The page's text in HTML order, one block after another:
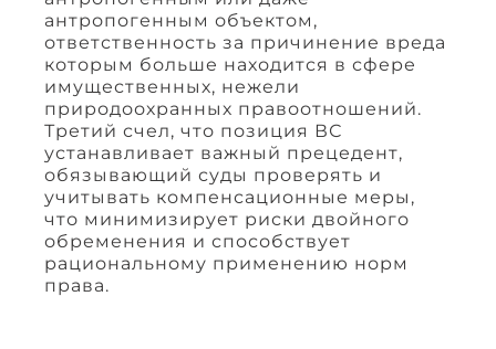
антропогенным объектом,
ответственность за причинение вреда
которым больше находится в сфере
имущественных, нежели
природоохранных правоотношений.
Третий счел, что позиция ВС
устанавливает важный прецедент,
обязывающий суды проверять и
учитывать компенсационные меры,
что минимизирует риски двойного
обременения и способствует
рациональному применению норм
права.